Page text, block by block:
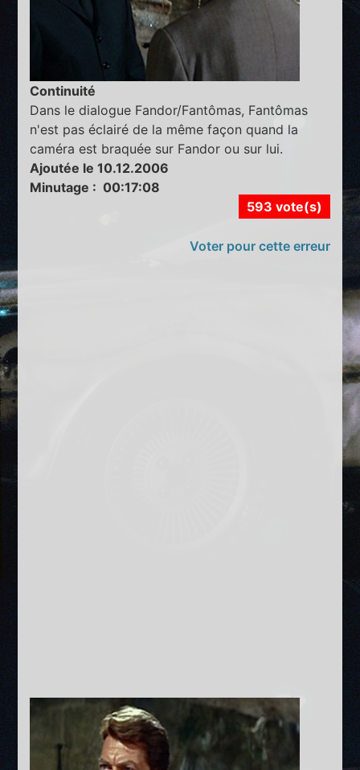
Continuité
Dans le dialogue Fandor/Fantômas, Fantômas
n'est pas éclairé de la même façon quand la
caméra est braquée sur Fandor ou sur lui.
Ajoutée le 10.12.2006
Minutage : 00:17:08
593 vote(s)
Voter pour cette erreur